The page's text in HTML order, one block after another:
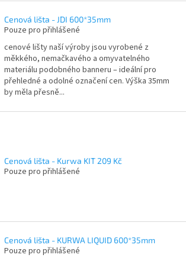
Cenová lišta - JDI 600*35mm
Pouze pro přihlášené
cenové lišty naší výroby jsou vyrobené z
měkkého, nemačkavého a omyvatelného
materiálu podobného banneru – ideální pro
přehledné a odolné označení cen. Výška 35mm
by měla přesně...
Cenová lišta - Kurwa KIT 209 Kč
Pouze pro přihlášené
Cenová lišta - KURWA LIQUID 600*35mm
Pouze pro přihlášené